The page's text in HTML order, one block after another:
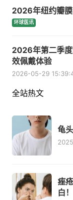
2026年纽约瓣
环球医讯
2026年第二季
效佩戴体验
2026-05-29
全站热文
龟
痤
白！